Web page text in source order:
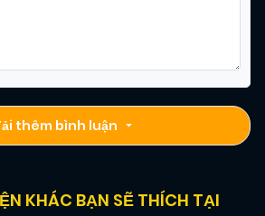
thêm bình luận
KHÁC BẠN SẼ THÍCH TẠI